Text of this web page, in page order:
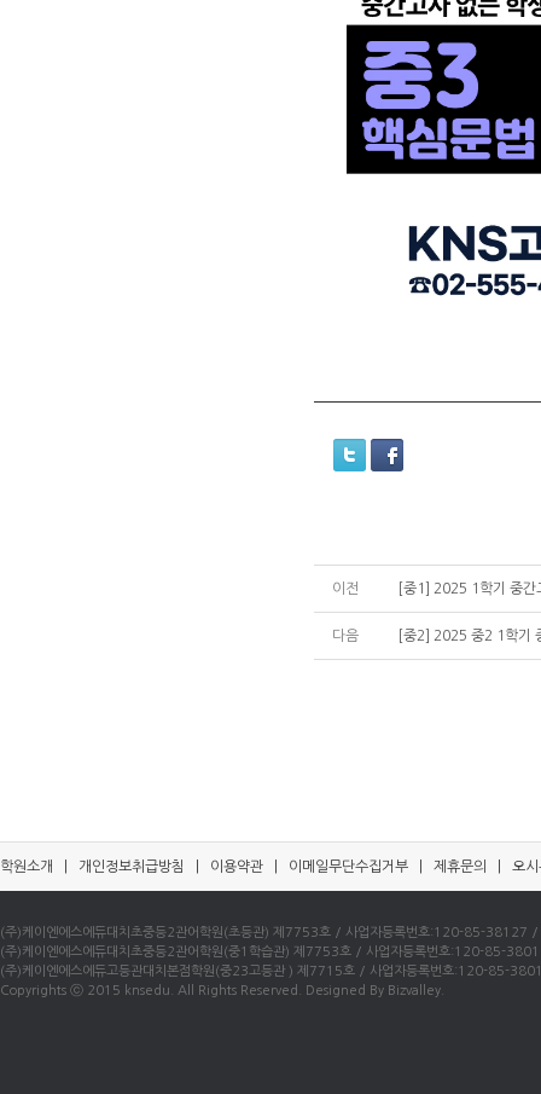
이전 [중1] 2025 1학기 중간
다음 [중2] 2025 중2 1학기
학원소개 개인정보취급방침 이용약관 이메일무단수집거부 제휴문의 오시
(주)케이엔에스에듀대치초중등2관어학원(초등관) 제7753호 / 사업자등록번호:120-85-
(주)케이엔에스에듀대치초중등2관어학원(중1학습관) 제7753호 / 사업자등록번호:120-85-
(주)케이엔에스에듀고등관대치본점학원(중23고등관 ) 제7715호 / 사업자등록번호:120-
Copyrights ⓒ 2015 knsedu. All Rights Reserved. Designed By Bizvalley.